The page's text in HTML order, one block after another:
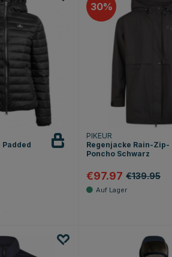
30
PIKEUR
Regenjacke Rain-Zip-
Poncho Schwarz
€97.97 €139.95